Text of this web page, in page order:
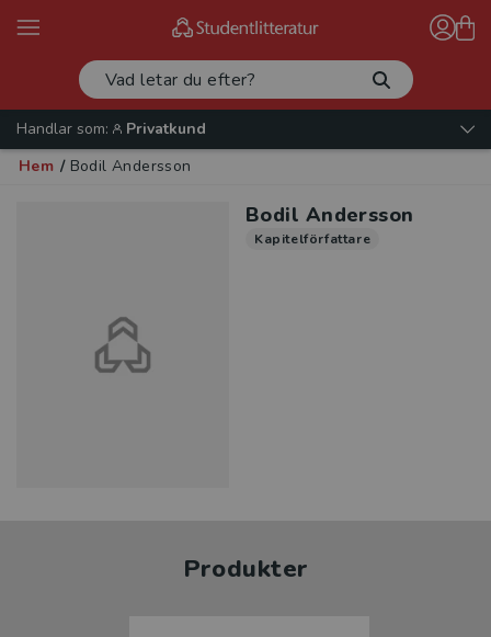
Handlar som:
Privatkund
Hem / Bodil Andersson
Bodil Andersson
Kapitelförfattare
Produkter